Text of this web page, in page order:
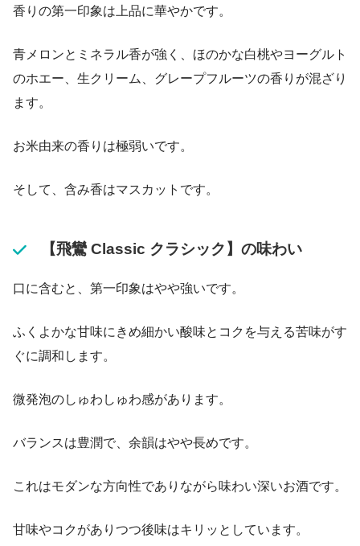
香りの第一印象は上品に華やかです。
青メロンとミネラル香が強く、ほのかな白桃やヨーグルト
のホエー、生クリーム、グレープフルーツの香りが混ざり
ます。
お米由来の香りは極弱いです。
そして、含み香はマスカットです。
【飛鸞 Classic クラシック】の味わい
口に含むと、第一印象はやや強いです。
ふくよかな甘味にきめ細かい酸味とコクを与える苦味がす
ぐに調和します。
微発泡のしゅわしゅわ感があります。
バランスは豊潤で、余韻はやや長めです。
これはモダンな方向性でありながら味わい深いお酒です。
甘味やコクがありつつ後味はキリッとしています。